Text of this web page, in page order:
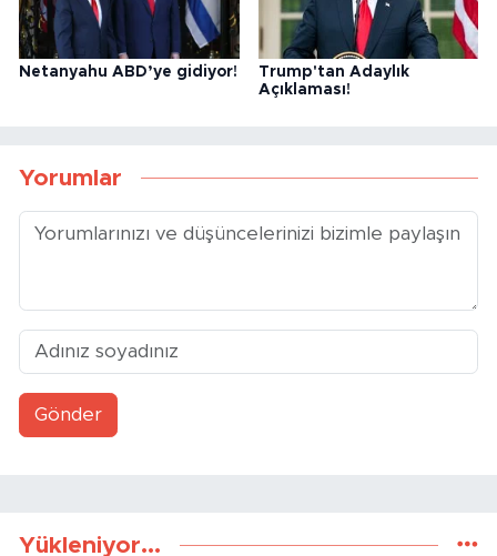
Netanyahu ABD’ye gidiyor!
Trump'tan Adaylık
Açıklaması!
Yorumlar
Gönder
Yükleniyor...